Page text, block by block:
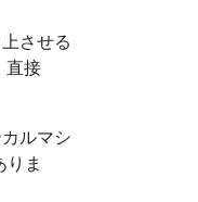
させる
直接
ルマシ
ま